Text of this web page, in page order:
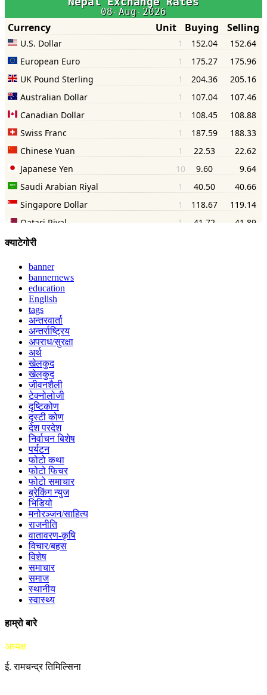
क्याटेगोरी
banner
bannernews
education
English
tags
अन्तरवार्ता
अन्तर्राष्ट्रिय
अपराध/सुरक्षा
अर्थ
खेलकुद
खेलकुद
जीवनशैली
टेक्नोलोजी
दृष्टिकोण
दृस्टी कोण
देश परदेश
निर्वाचन बिशेष
पर्यटन
फोटो कथा
फोटो फिचर
फोटो समाचार
ब्रेकिंग न्युज
भिडियो
मनोरञ्जन/साहित्य
राजनीति
वातावरण-कृषि
विचार/बहस
विशेष
समाचार
समाज
स्थानीय
स्वास्थ्य
हाम्रो बारे
अध्यक्ष
ई. रामचन्द्र तिमिल्सिना